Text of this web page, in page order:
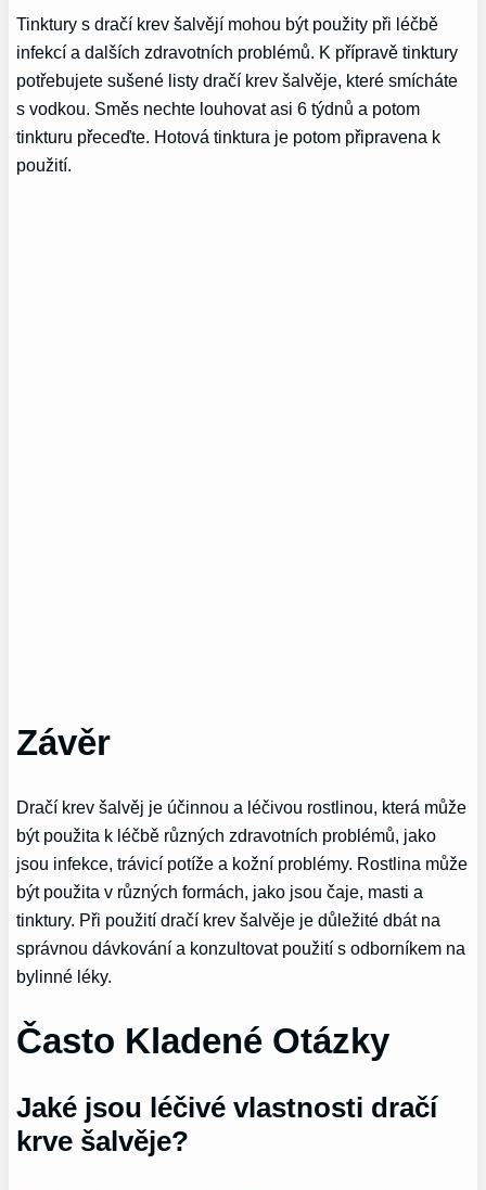
Tinktury s dračí krev šalvějí mohou být použity při léčbě
infekcí a dalších zdravotních problémů. K přípravě tinktury
potřebujete sušené listy dračí krev šalvěje, které smícháte
s vodkou. Směs nechte louhovat asi 6 týdnů a potom
tinkturu přeceďte. Hotová tinktura je potom připravena k
použití.
Závěr
Dračí krev šalvěj je účinnou a léčivou rostlinou, která může
být použita k léčbě různých zdravotních problémů, jako
jsou infekce, trávicí potíže a kožní problémy. Rostlina může
být použita v různých formách, jako jsou čaje, masti a
tinktury. Při použití dračí krev šalvěje je důležité dbát na
správnou dávkování a konzultovat použití s odborníkem na
bylinné léky.
Často Kladené Otázky
Jaké jsou léčivé vlastnosti dračí
krve šalvěje?